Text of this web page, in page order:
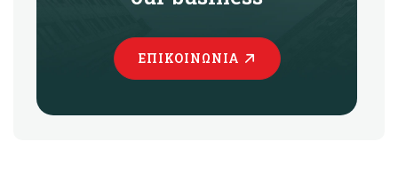
ΕΠΙΚΟΙΝΩΝΊΑ